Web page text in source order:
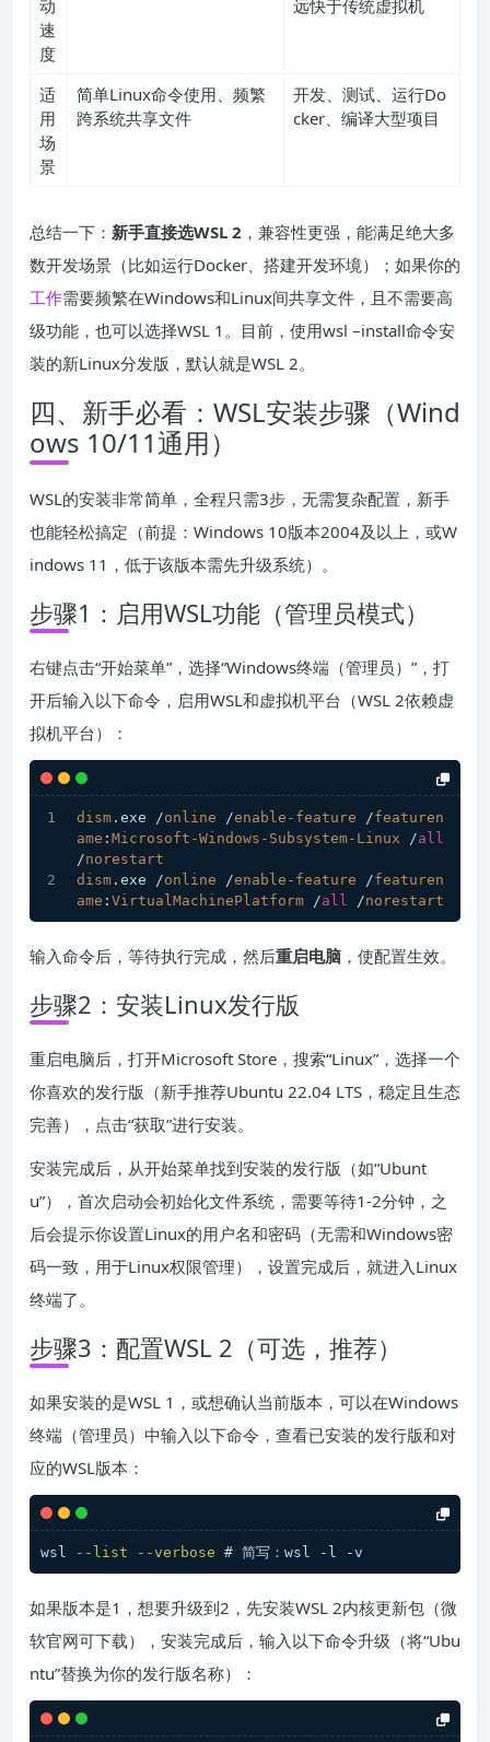
动
速
度
远快于传统虚拟机
适
用
场
景
简单Linux命令使用、频繁
跨系统共享文件
开发、测试、运行Do
cker、编译大型项目
总结一下： 新手直接选WSL 2 ，兼容性更强，能满足绝大多
数开发场景（比如运行Docker、搭建开发环境）；如果你的
工作需要频繁在Windows和Linux间共享文件，且不需要高
级功能，也可以选择WSL 1。目前，使用wsl –install命令安
装的新Linux分发版，默认就是WSL 2。
四、新手必看：WSL安装步骤（Wind
ows 10/11通用）
WSL的安装非常简单，全程只需3步，无需复杂配置，新手
也能轻松搞定（前提：Windows 10版本2004及以上，或W
indows 11，低于该版本需先升级系统）。
步骤1：启用WSL功能（管理员模式）
右键点击“开始菜单”，选择“Windows终端（管理员）”，打
开后输入以下命令，启用WSL和虚拟机平台（WSL 2依赖虚
拟机平台）：
dism .exe /online /enable-feature /featuren
ame : Microsoft-Windows-Subsystem-Linux /all
/norestart
dism .exe /online /enable-feature /featuren
ame : VirtualMachinePlatform /all /norestart
输入命令后，等待执行完成，然后重启电脑 ，使配置生效。
步骤2：安装Linux发行版
重启电脑后，打开Microsoft Store，搜索“Linux”，选择一个
你喜欢的发行版（新手推荐Ubuntu 22.04 LTS，稳定且生态
完善），点击“获取”进行安装。
安装完成后，从开始菜单找到安装的发行版（如“Ubunt
u”），首次启动会初始化文件系统，需要等待1-2分钟，之
后会提示你设置Linux的用户名和密码（无需和Windows密
码一致，用于Linux权限管理），设置完成后，就进入Linux
终端了。
步骤3：配置WSL 2（可选，推荐）
如果安装的是WSL 1，或想确认当前版本，可以在Windows
终端（管理员）中输入以下命令，查看已安装的发行版和对
应的WSL版本：
wsl --list --verbose # 简写：wsl -l -v
如果版本是1，想要升级到2，先安装WSL 2内核更新包（微
软官网可下载），安装完成后，输入以下命令升级（将“Ubu
ntu”替换为你的发行版名称）：